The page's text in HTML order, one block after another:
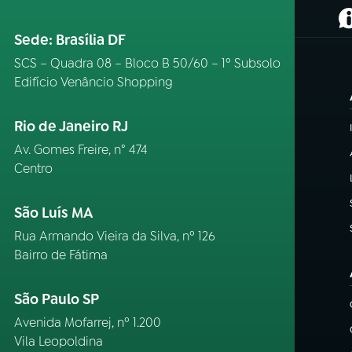
Sede: Brasília DF
SCS – Quadra 08 – Bloco B 50/60 – 1º Subsolo
Edifício Venâncio Shopping
Rio de Janeiro RJ
Av. Gomes Freire, n° 474
Centro
São Luís MA
Rua Armando Vieira da Silva, nº 126
Bairro de Fátima
São Paulo SP
Avenida Mofarrej, nº 1.200
Vila Leopoldina